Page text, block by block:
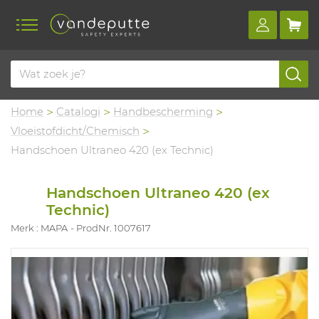
Home Catalogi
Handbescherming
Vloeistofdicht/Chemisch
Handschoen Ultraneo 420 (ex Technic)
Handschoen Ultraneo 420 (ex
Technic)
Merk : MAPA ProdNr. 1007617